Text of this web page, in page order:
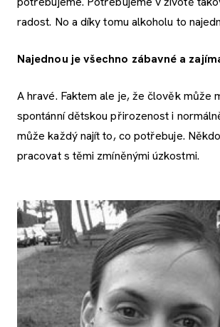
radost. No a díky tomu alkoholu to
Najednou je všechno zábavné a
A hravé. Faktem ale je, že člověk může
spontánní dětskou přirozenost i
může každý najít to, co potřebuje.
pracovat s těmi zmíněnými úzkostmi.